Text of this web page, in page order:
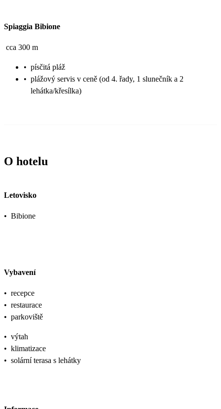
Spiaggia Bibione
cca 300 m
• písčitá pláž
• plážový servis v ceně (od 4. řady, 1 slunečník a 2
lehátka/křesílka)
O hotelu
Letovisko
• Bibione
Vybavení
• recepce
• restaurace
• parkoviště
• výtah
• klimatizace
• solární terasa s lehátky